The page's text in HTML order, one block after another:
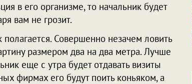
в его организме, то начальник будет
вам не грозит.
Совершенно незачем ловить
размером два на два метра. Лучше
еще с утра будет отдавать визиты
фирмах его будут поить коньяком, а